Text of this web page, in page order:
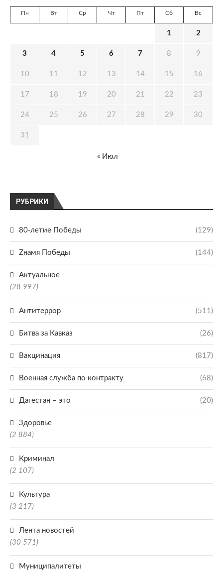
РУБРИКИ
80-летие Победы (129)
Zнамя Победы (144)
Актуальное
(28 997)
Антитеррор (511)
Битва за Кавказ (26)
Вакцинация (817)
Военная служба по контракту (68)
Дагестан – это (20)
Здоровье
(2 884)
Криминал
(2 107)
Культура
(3 217)
Лента новостей
(30 571)
Муниципалитеты
Пн Вт Ср Чт Пт Сб Вс
1 2
3 4 5 6 7 8 9
10 11 12 13 14 15 16
17 18 19 20 21 22 23
24 25 26 27 28 29 30
31
« Июл